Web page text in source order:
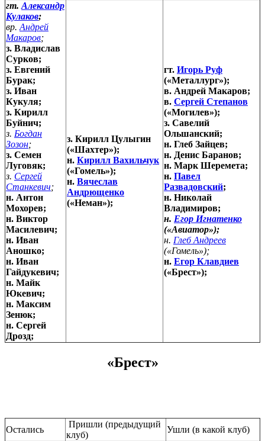
гт. Александр
Кулаков;
вр. Андрей
Макаров;
з. Владислав
Сурков;
з. Евгений
Бурак;
з. Иван
Кукуля;
з. Кирилл
Буйнич;
з. Богдан
Зозон;
з. Семен
Луговяк;
з. Сергей
Станкевич;
н. Антон
Мохорев;
н. Виктор
Масилевич;
н. Иван
Аношко;
н. Иван
Гайдукевич;
н. Майк
Юкевич;
н. Максим
Зенюк;
н. Сергей
Дрозд;
з. Кирилл Цулыгин
(«Шахтер»);
н. Кирилл Вахильчук
(«Гомель»);
н. Вячеслав
Андрющенко
(«Неман»);
гт. Игорь Руф
(«Металлург»);
в. Андрей Макаров;
в. Сергей Степанов
(«Могилев»);
з. Савелий
Ольшанский;
н. Глеб Зайцев;
н. Денис Баранов;
н. Марк Шеремета;
н. Павел
Развадовский;
н. Николай
Владимиров;
н. Егор Игнатенко
(«Авиатор»);
н. Глеб Андреев
(«Гомель»);
н. Егор Клавдиев
(«Брест»);
«Брест»
Остались
Пришли (предыдущий
клуб)
Ушли (в какой клуб)